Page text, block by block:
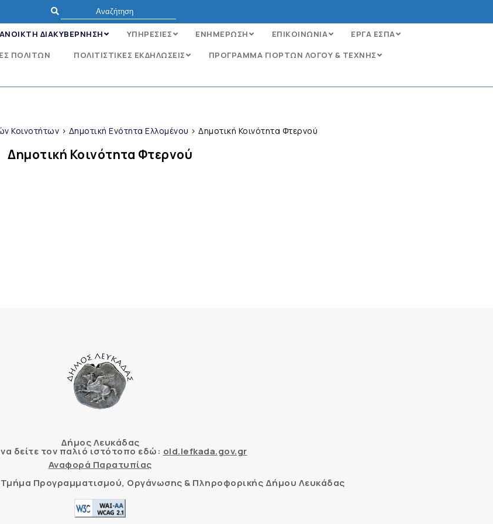
ΑΝΟΙΚΤΗ ΔΙΑΚΥΒΕΡΝΗΣΗ ΥΠΗΡΕΣΙΕΣ ΕΝΗΜΕΡΩΣΗ ΕΠΙΚΟΙΝΩΝΙΑ
ΕΡΓΑ ΕΣΠΑ
ΠΟΛΙΤΏΝ ΠΟΛΙΤΙΣΤΙΚΕΣ ΕΚΔΗΛΩΣΕΙΣ
ΠΡΟΓΡΑΜΜΑ ΓΙΟΡΤΩΝ ΛΟΓΟΥ & ΤΕΧΝΗΣ
Κοινοτήτων > Δημοτική Ενότητα Ελλομένου > Δημοτική Κοινότητα Φτερνού
Δημοτική Κοινότητα Φτερνού
Δήμος Λευκάδας
δείτε τον παλιό ιστότοπο εδώ: old.lefkada.gov.gr
Αναφορά Παρατυπίας
Τμήμα Προγραμματισμού, Οργάνωσης & Πληροφορικής Δήμου Λευκάδας